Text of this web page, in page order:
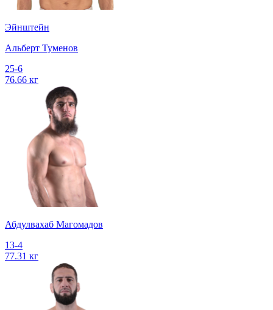
Эйнштейн
Альберт Туменов
25-6
76.66 кг
Абдулвахаб Магомадов
13-4
77.31 кг